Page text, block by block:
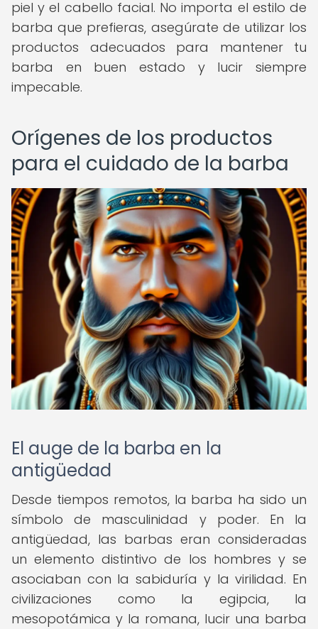
piel y el cabello facial. No importa el estilo de
barba que prefieras, asegúrate de utilizar los
productos adecuados para mantener tu
barba en buen estado y lucir siempre
impecable.
Orígenes de los productos
para el cuidado de la barba
El auge de la barba en la
antigüedad
Desde tiempos remotos, la barba ha sido un
símbolo de masculinidad y poder. En la
antigüedad, las barbas eran consideradas
un elemento distintivo de los hombres y se
asociaban con la sabiduría y la virilidad. En
civilizaciones como la egipcia, la
mesopotámica y la romana, lucir una barba